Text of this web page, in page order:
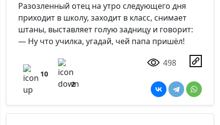
Разозленный отец на утро следующего дня
приходит в школу, заходит в класс, снимает
штаны, выставляет голую задницу и говорит:
— Ну что училка, угадай, чей папа пришёл!
10
2
498